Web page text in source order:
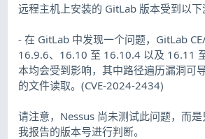
远程主机上安装的 GitLab 版本受到以下
- 在 GitLab 中发现一个问题，GitLab
16.9.6、16.10 至 16.10.4 以及 16.11
本均会受到影响，其中路径遍历漏洞可
的文件读取。(CVE-2024-2434)
请注意，Nessus 尚未测试此问题，而
我报告的版本号进行判断。